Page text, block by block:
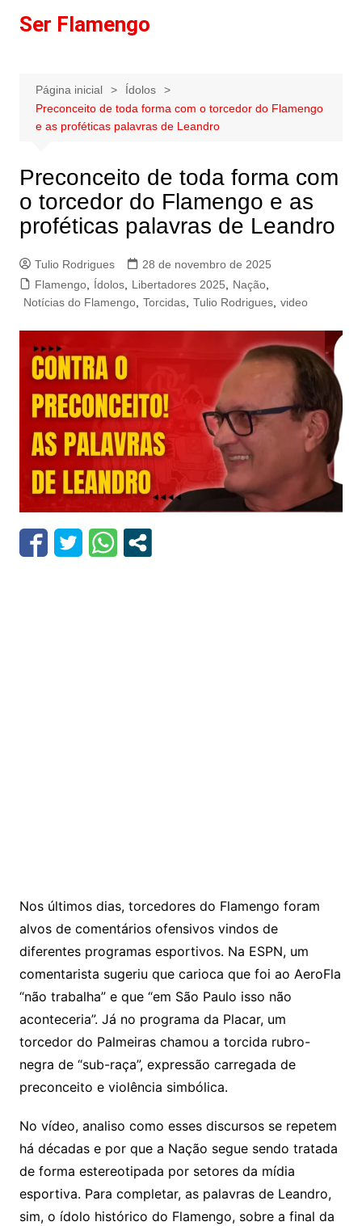
paraSer Flamengo
Página inicial
Ídolos
Preconceito de toda forma com o torcedor do Flamengo
e as proféticas palavras de Leandro
Preconceito de toda forma com
o torcedor do Flamengo e as
proféticas palavras de Leandro
Tulio Rodrigues
28 de novembro de 2025
Flamengo, Ídolos, Libertadores 2025 Nação,
Notícias do Flamengo, Torcidas, Tulio Rodrigues, video
Nos últimos dias, torcedores do Flamengo foram
alvos de comentários ofensivos vindos de
diferentes programas esportivos. Na ESPN, um
comentarista sugeriu que carioca que foi ao AeroFla
“não trabalha” e que “em São Paulo isso não
aconteceria”. Já no programa da Placar, um
torcedor do Palmeiras chamou a torcida rubro-
negra de “sub-raça”, expressão carregada de
preconceito e violência simbólica.
No vídeo, analiso como esses discursos se repetem
há décadas e por que a Nação segue sendo tratada
de forma estereotipada por setores da mídia
esportiva. Para completar, as palavras de Leandro,
sim, o ídolo histórico do Flamengo, sobre a final da